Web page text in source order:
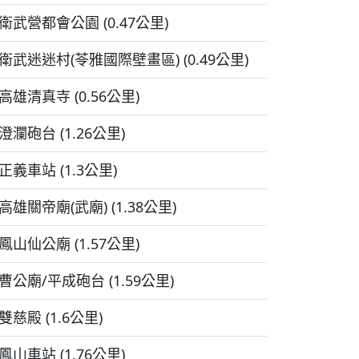
武營都會公園 (0.47公里)
武迷迷村(苓雅國際壁畫區) (0.49公里)
雄清真寺 (0.56公里)
瀾砲台 (1.26公里)
義車站 (1.3公里)
雄關帝廟(武廟) (1.38公里)
山仙公廟 (1.57公里)
公廟/平成砲台 (1.59公里)
慈殿 (1.6公里)
山車站 (1.76公里)